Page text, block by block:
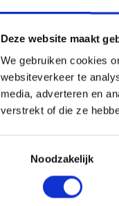
Deze website maakt
We gebruiken cookies
websiteverkeer te
media, adverteren en
verstrekt of die ze
Noodzakelijk